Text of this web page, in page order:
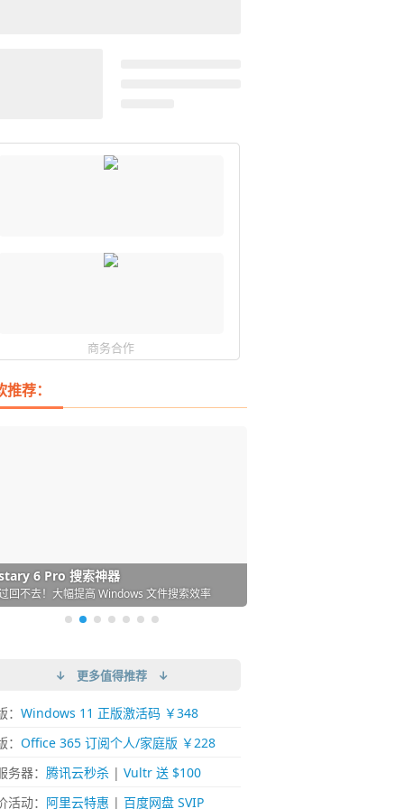
商务合作
荐：
必备的下载神器
的 Windows 平台下载工具
6 Pro 搜索神器
回不去！大幅提高 Windows 文件搜索效率
桌面图标自动整理/美化神器
必备！图标再多桌面也不再凌乱！
Desktop 虚拟机
上流畅运行 Windows (支持 M 芯片)
下载网络视频的神器 (Mac)
下视频，超简单好用！谁用谁知道
- 极简好用的 Markdown 编辑器
写作体验！跨平台支持 Win / Mac
↓ 更多值得推荐 ↓
Windows 11 正版激活码 ￥348
Office 365 订阅个人/家庭版 ￥228
务器： 腾讯云秒杀| Vultr 送 $100
活动： 阿里云特惠 | 百度网盘 SVIP